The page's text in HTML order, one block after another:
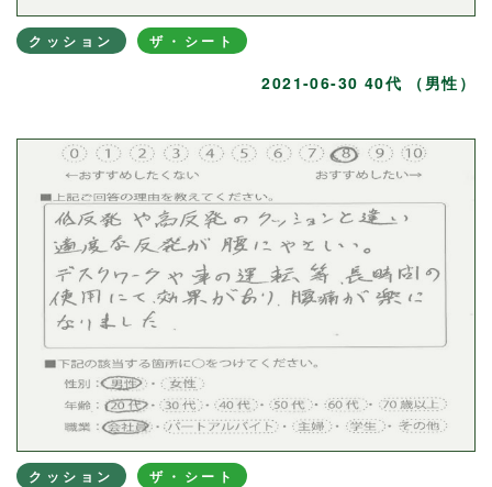
クッション ザ・シート
2021-06-30 40代 （男性）
クッション ザ・シート